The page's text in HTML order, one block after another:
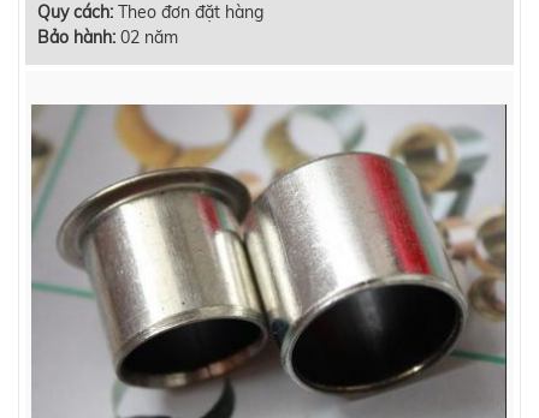
Quy cách: Theo đơn đặt hàng
Bảo hành: 02 năm